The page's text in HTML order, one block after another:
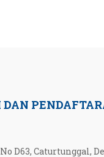
D63, Caturtunggal,